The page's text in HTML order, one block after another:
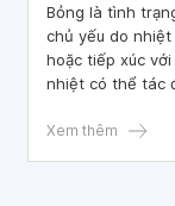
Bỏng là tình
chủ yếu do
hoặc tiếp xúc
nhiệt có thể tác
Xem thêm